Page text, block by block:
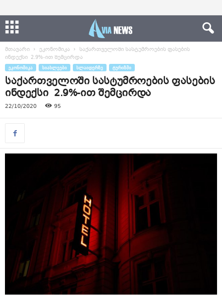
მთავარი ეკონომიკა
საქართველოში სასტუმროების ფასების
ინდექსი 2.9%-ით შემცირდა
ᲔᲙᲝᲜᲝᲛᲘᲙᲐ ᲡᲘᲐᲮᲚᲔᲔᲑᲘ ᲡᲚᲐᲘᲓᲔᲠᲖᲔ ᲢᲣᲠᲘᲖᲛᲘ
საქართველოში სასტუმროების ფასების
ინდექსი 2.9%-ით შემცირდა
22/10/2020 95